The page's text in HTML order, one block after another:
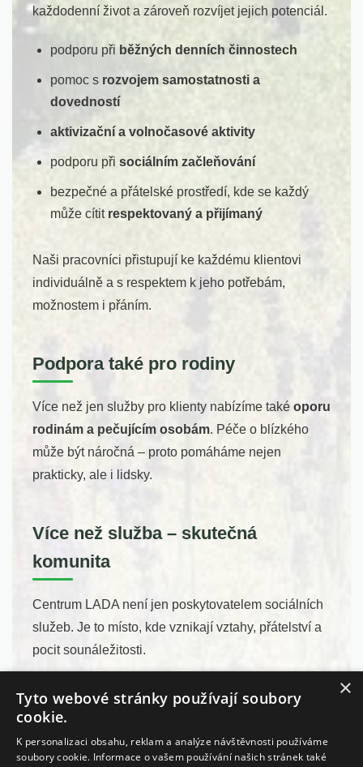
každodenní život a zároveň rozvíjet jejich potenciál.
podporu při běžných denních činnostech
pomoc s rozvojem samostatnosti a
dovedností
aktivizační a volnočasové aktivity
podporu při sociálním začleňování
bezpečné a přátelské prostředí, kde se každý
může cítit respektovaný a přijímaný
Naši pracovníci přistupují ke každému klientovi
individuálně a s respektem k jeho potřebám,
možnostem i přáním.
Podpora také pro rodiny
Více než jen služby pro klienty nabízíme také oporu
rodinám a pečujícím osobám. Péče o blízkého
může být náročná – proto pomáháme nejen
prakticky, ale i lidsky.
Více než služba – skutečná
komunita
Centrum LADA není jen poskytovatelem sociálních
služeb. Je to místo, kde vznikají vztahy, přátelství a
pocit sounáležitosti.
který má
smysl, radost a důstojnost
×
Tyto webové stránky používají soubory
cookie.
K personalizaci obsahu, reklam a analýze návštěvnosti používáme
soubory cookie. Informace o vašem používání našich stránek také